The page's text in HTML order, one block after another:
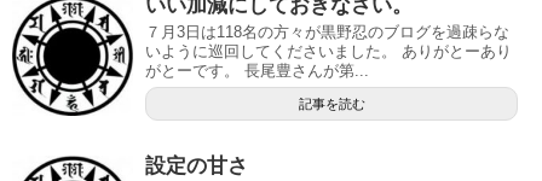
いい加減にしておきなさい。
７月3日は118名の方々が黒野忍のブログを過疎らな
いように巡回してくださいました。 ありがとーあり
がとーです。 長尾豊さんが第...
記事を読む
設定の甘さ